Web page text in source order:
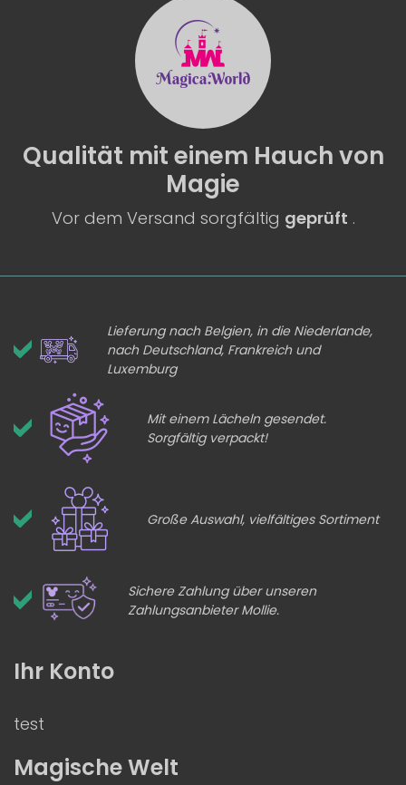
Qualität mit einem Hauch von
Magie
Vor dem Versand sorgfältig geprüft .
Lieferung nach Belgien, in die Niederlande,
nach Deutschland, Frankreich und
Luxemburg
Mit einem Lächeln gesendet.
Sorgfältig verpackt!
Große Auswahl, vielfältiges Sortiment
Sichere Zahlung über unseren
Zahlungsanbieter Mollie.
Magische Welt
Ihr Konto
test